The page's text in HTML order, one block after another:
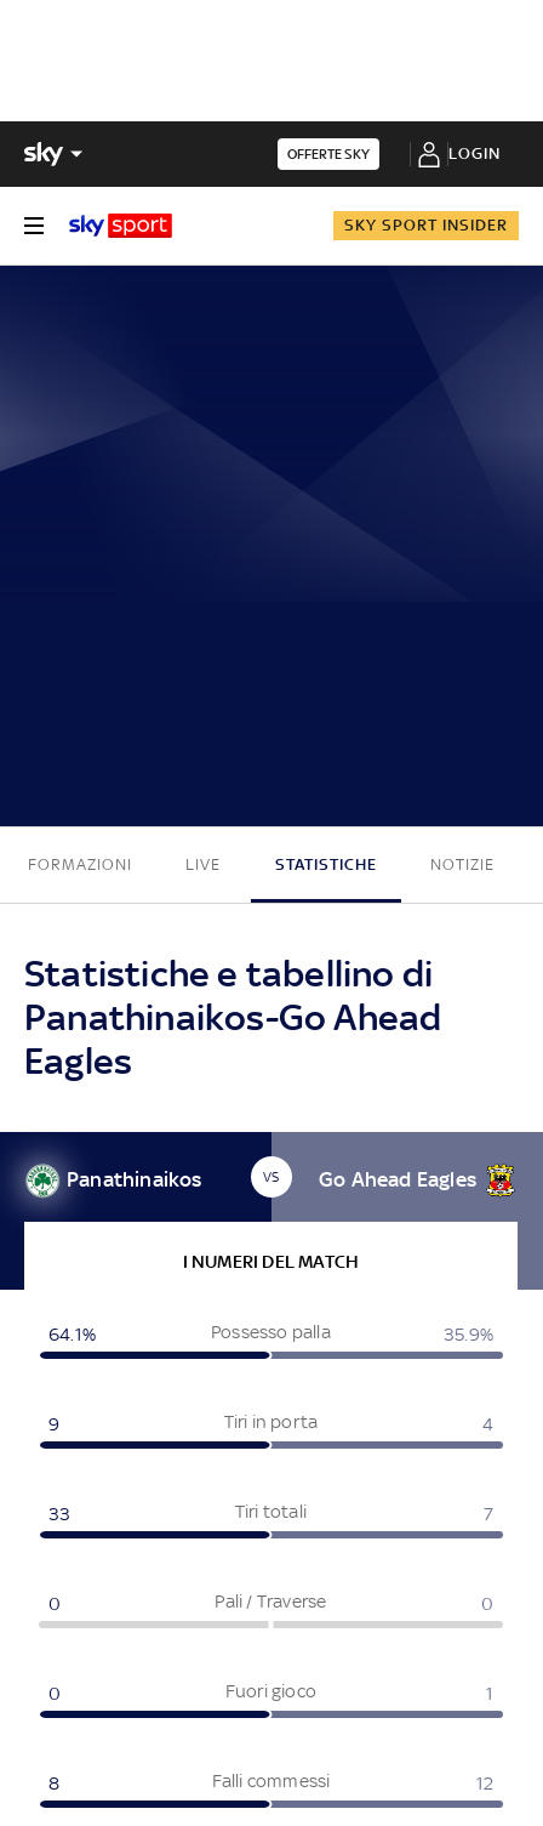
OFFERTE SKY LOGIN
SKY SPORT INSIDER
FORMAZIONI LIVE STATISTICHE NOTIZIE
Statistiche e tabellino di
Panathinaikos-Go Ahead
Eagles
Panathinaikos VS Go Ahead Eagles
I NUMERI DEL MATCH
Possesso palla
64.1% 35.9%
Tiri in porta
9 4
Tiri totali
33 7
Pali / Traverse
0 0
Fuori gioco
0 1
Falli commessi
8 12